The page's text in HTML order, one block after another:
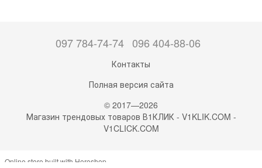
097 784-74-74 096 404-88-06
Контакты
Полная версия сайта
© 2017—2026
Магазин трендовых товаров В1КЛИК - V1KLIK.COM -
V1CLICK.COM
Online store built with Horoshop